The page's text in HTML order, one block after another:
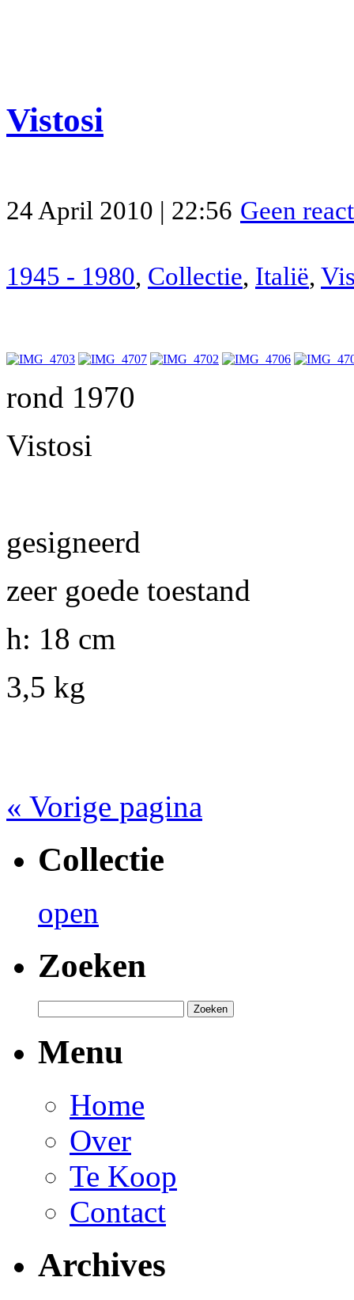
Vistosi
24 April 2010 | 22:56 Geen
1945 - 1980, Collectie, Italië,
rond 1970
Vistosi
gesigneerd
zeer goede toestand
h: 18 cm
3,5 kg
« Vorige pagina
Collectie
open
Zoeken
Menu
Home
Over
Te Koop
Contact
Archives